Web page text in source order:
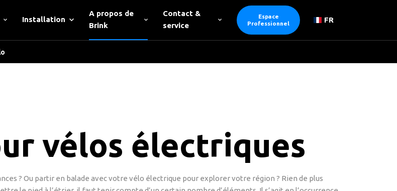
Installation
A propos de
Brink
Contact &
service
Espace
Professionnel
FR
vélos électriques
? Ou partir en balade avec votre vélo électrique pour explorer votre région ? Rien de plus